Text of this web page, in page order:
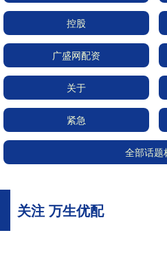
控股
广盛网配资
关于
紧急
全部话题
关注 万生优配